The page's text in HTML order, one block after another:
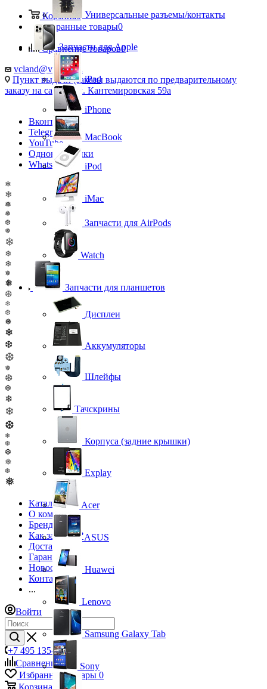
Корзина0
Избранные товары0
Сравнение товаров0
vcland@vcland.ru
Пункт выдачи (заказы выдаются по предварительному
заказу на сайте), ул. Кантемировская 59а
Вконтакте
Telegram
YouTube
Одноклассники
WhatsApp
❄
❄
❅
❅
❆
❅
❄
❄
❄
❅
❅
❆
❄
❆
❅
❄
❆
❆
❅
❆
❆
❄
❄
❆
❄
❆
❆
❅
❆
❅
Каталог
О компании
Бренды
Как заказать?
Доставка
Гарантия
Новости
Контакты
...
Войти
+7 495 135-39-43
Сравнение0
Избранные товары 0
Корзина
Универсальные разъемы/контакты
Запчасти для Apple
iPad
iPhone
MacBook
iPod
iMac
Запчасти для AirPods
Watch
Запчасти для планшетов
Дисплеи
Аккумуляторы
Шлейфы
Тачскрины
Корпуса (задние крышки)
Explay
Acer
ASUS
Huawei
Lenovo
Samsung Galaxy Tab
Sony